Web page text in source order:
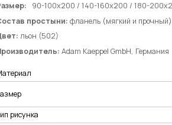
90-100х200 / 140-160x200 / 180-
простыни: фланель (мягкий и
льон (502)
Adam Kaeppel GmbH, Германия
рисунка